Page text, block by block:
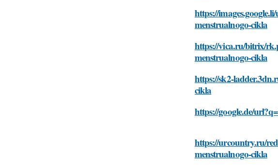
https://
menstrualnogo-cikla
https://vica.ru/bitrix/
menstrualnogo-cikla
https://sk2-
cikla
https://google.de/
https://urcountry.ru/
menstrualnogo-cikla